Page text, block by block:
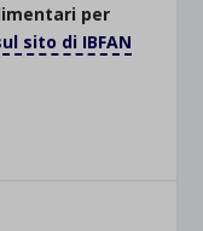
per
sito di IBFAN